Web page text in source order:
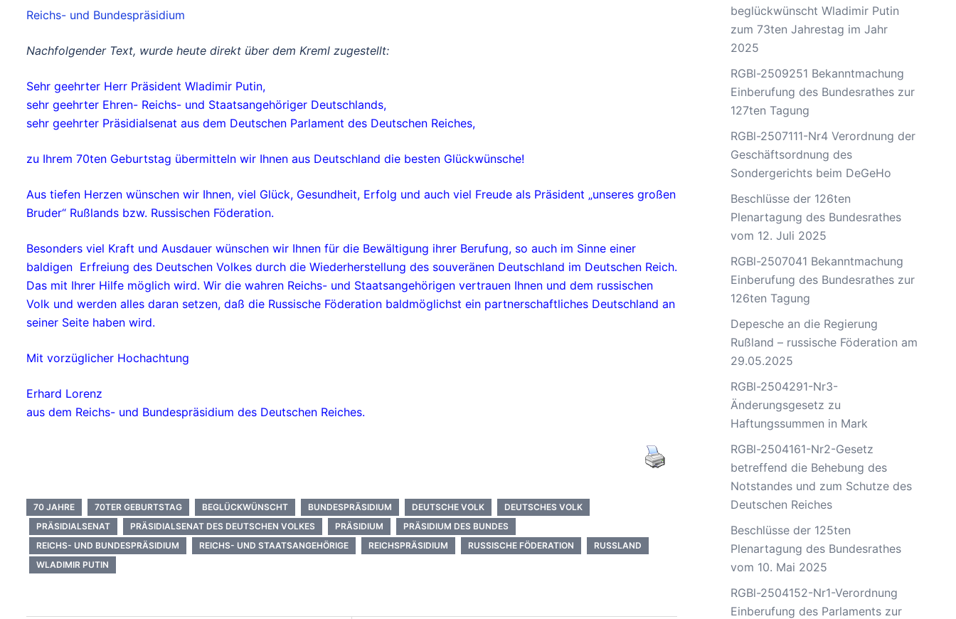
Reichs- und Bundespräsidium
Nachfolgender Text, wurde heute direkt über dem Kreml zugestellt:
Sehr geehrter Herr Präsident Wladimir Putin,
sehr geehrter Ehren- Reichs- und Staatsangehöriger Deutschlands,
sehr geehrter Präsidialsenat aus dem Deutschen Parlament des Deutschen Reiches,
zu Ihrem 70ten Geburtstag übermitteln wir Ihnen aus Deutschland die besten Glückwünsche!
Aus tiefen Herzen wünschen wir Ihnen, viel Glück, Gesundheit, Erfolg und auch viel Freude als Präsident „unseres großen
Bruder“ Rußlands bzw. Russischen Föderation.
Besonders viel Kraft und Ausdauer wünschen wir Ihnen für die Bewältigung ihrer Berufung, so auch im Sinne einer
baldigen Erfreiung des Deutschen Volkes durch die Wiederherstellung des souveränen Deutschland im Deutschen Reich.
Das mit Ihrer Hilfe möglich wird. Wir die wahren Reichs- und Staatsangehörigen vertrauen Ihnen und dem russischen
Volk und werden alles daran setzen, daß die Russische Föderation baldmöglichst ein partnerschaftliches Deutschland an
seiner Seite haben wird.
Mit vorzüglicher Hochachtung
Erhard Lorenz
aus dem Reichs- und Bundespräsidium des Deutschen Reiches.
70 JAHRE 70TER GEBURTSTAG BEGLÜCKWÜNSCHT BUNDESPRÄSIDIUM DEUTSCHE VOLK
DEUTSCHES VOLK
PRÄSIDIALSENAT
PRÄSIDIALSENAT DES DEUTSCHEN VOLKES PRÄSIDIUM
PRÄSIDIUM DES BUNDES
REICHS- UND BUNDESPRÄSIDIUM
REICHS- UND STAATSANGEHÖRIGE REICHSPRÄSIDIUM RUSSISCHE FÖDERATION
RUSSLAND
WLADIMIR PUTIN
beglückwünscht Wladimir Putin
zum 73ten Jahrestag im Jahr
2025
RGBl-2509251 Bekanntmachung
Einberufung des Bundesrathes zur
127ten Tagung
RGBl-2507111-Nr4 Verordnung der
Geschäftsordnung des
Sondergerichts beim DeGeHo
Beschlüsse der 126ten
Plenartagung des Bundesrathes
vom 12. Juli 2025
RGBl-2507041 Bekanntmachung
Einberufung des Bundesrathes zur
126ten Tagung
Depesche an die Regierung
Rußland – russische Föderation am
29.05.2025
RGBl-2504291-Nr3-
Änderungsgesetz zu
Haftungssummen in Mark
RGBl-2504161-Nr2-Gesetz
betreffend die Behebung des
Notstandes und zum Schutze des
Deutschen Reiches
Beschlüsse der 125ten
Plenartagung des Bundesrathes
vom 10. Mai 2025
RGBl-2504152-Nr1-Verordnung
Einberufung des Parlaments zur